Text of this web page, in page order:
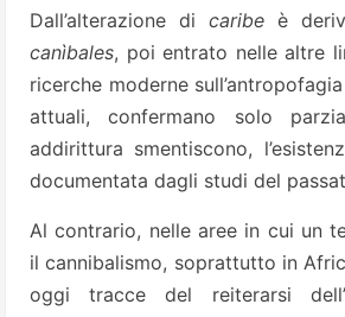
Dall’alterazione di caribe è
canìbales, poi entrato nelle altre
ricerche moderne
attuali, confermano solo
addirittura smentiscono,
documentata dagli studi del
Al contrario, nelle aree in cui un
il cannibalismo, soprattutto in
oggi tracce del reiterarsi